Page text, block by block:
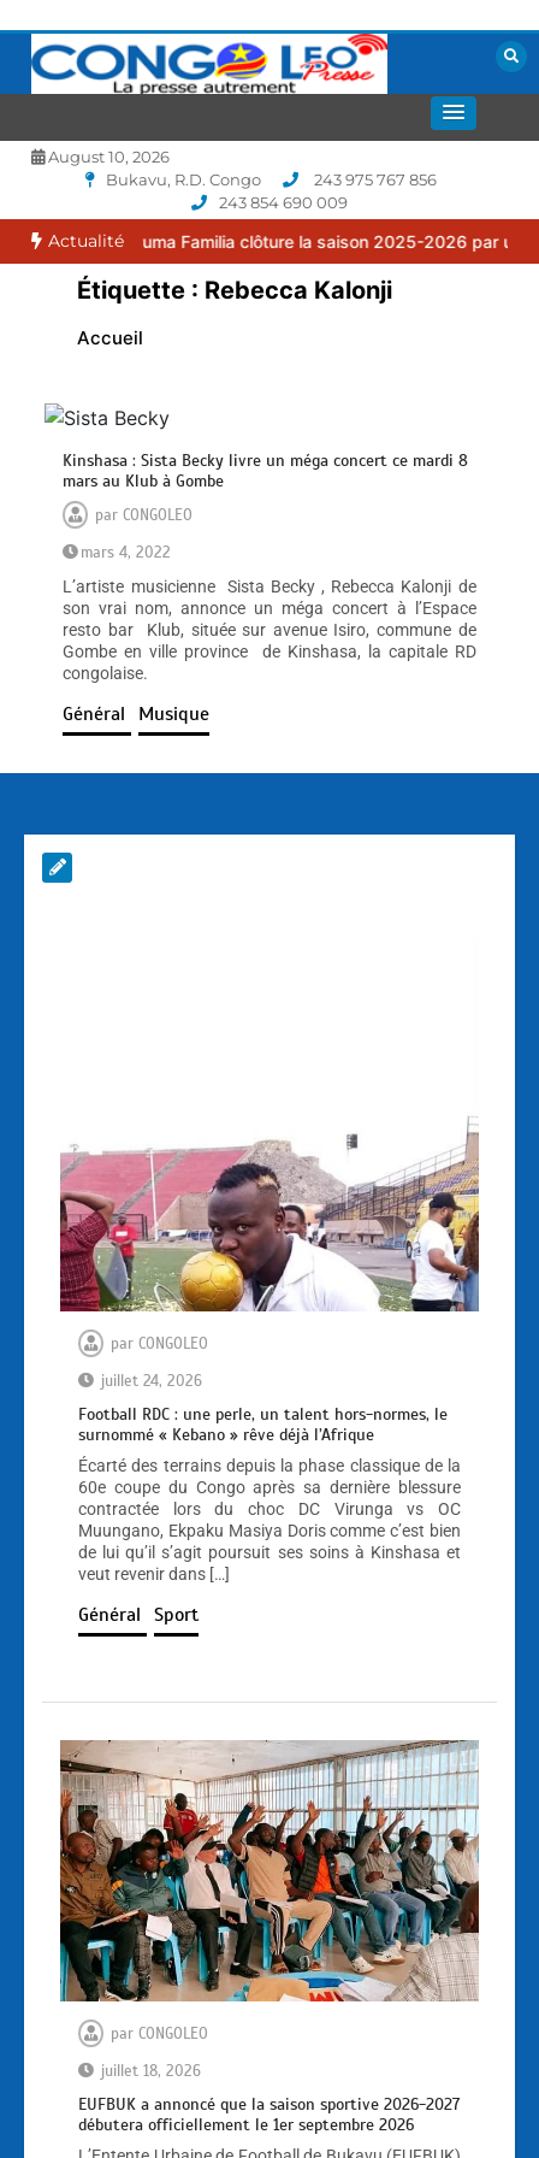
contenu
CONGOLEO
August 10, 2026
Bukavu, R.D. Congo
243 975 767 856
243 854 690 009
Actualité
: le FC Puma Familia clôture la saison 2025-2026 par une
Étiquette : Rebecca Kalonji
Accueil
Kinshasa : Sista Becky livre un méga concert ce mardi 8
mars au Klub à Gombe
parCONGOLEO
mars 4, 2022
L’artiste musicienne Sista Becky , Rebecca Kalonji de
son vrai nom, annonce un méga concert à l’Espace
resto bar Klub, située sur avenue Isiro, commune de
Gombe en ville province de Kinshasa, la capitale RD
congolaise.
Général Musique
par CONGOLEO
juillet 24, 2026
Football RDC : une perle, un talent hors-normes, le
surnommé « Kebano » rêve déjà l’Afrique
Écarté des terrains depuis la phase classique de la
60e coupe du Congo après sa dernière blessure
contractée lors du choc DC Virunga vs OC
Muungano, Ekpaku Masiya Doris comme c’est bien
de lui qu’il s’agit poursuit ses soins à Kinshasa et
veut revenir dans […]
Général Sport
par CONGOLEO
juillet 18, 2026
EUFBUK a annoncé que la saison sportive 2026-2027
débutera officiellement le 1er septembre 2026